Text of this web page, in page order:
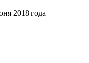
2018 года